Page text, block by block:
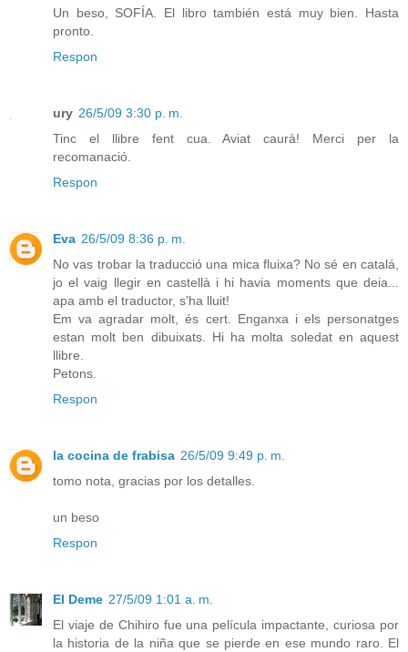
Un beso, SOFÍA. El libro también está muy bien. Hasta
pronto.
Respon
ury 26/5/09 3:30 p. m.
Tinc el llibre fent cua. Aviat caurà! Merci per la
recomanació.
Respon
Eva 26/5/09 8:36 p. m.
No vas trobar la traducció una mica fluixa? No sé en catalá,
jo el vaig llegir en castellà i hi havia moments que deia...
apa amb el traductor, s'ha lluit!
Em va agradar molt, és cert. Enganxa i els personatges
estan molt ben dibuixats. Hi ha molta soledat en aquest
llibre.
Petons.
Respon
la cocina de frabisa 26/5/09 9:49 p. m.
tomo nota, gracias por los detalles.
un beso
Respon
El Deme 27/5/09 1:01 a. m.
El viaje de Chihiro fue una película impactante, curiosa por
la historia de la niña que se pierde en ese mundo raro. El